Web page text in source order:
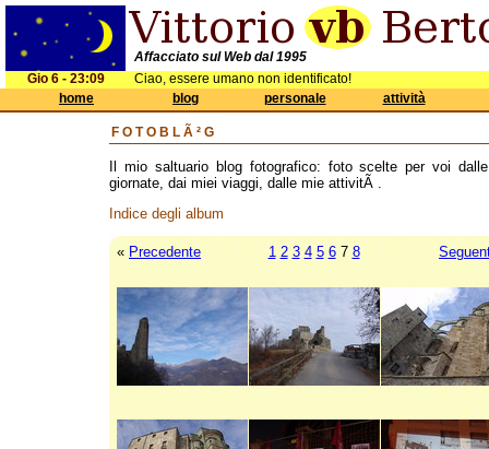
Affacciato sul Web dal 1995
Gio 6 - 23:09
Ciao, essere umano non identificato!
home
blog personale attività
FOTOBLÃ²G
Il mio saltuario blog fotografico: foto scelte per voi
giornate, dai miei viaggi, dalle mie attivitÃ .
Indice degli album
« Precedente 1 2 3 4 5 67 8